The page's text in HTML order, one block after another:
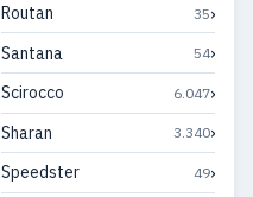
Routan 35›
Santana 54›
Scirocco 6.047›
Sharan 3.340›
Speedster 49›